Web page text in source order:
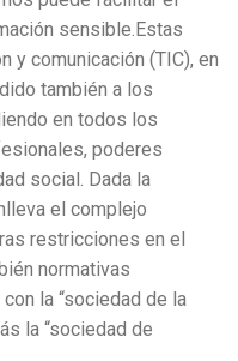
sensible.Estas
y comunicación (TIC), en
también a los
en todos los
poderes
social. Dada la
el complejo
restricciones en el
normativas
la “sociedad de la
la “sociedad de